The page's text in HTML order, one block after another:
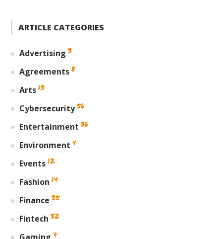
ARTICLE CATEGORIES
Advertising 3
Agreements 8
Arts 13
Cybersecurity 56
Entertainment 36
Environment 4
Events 12
Fashion 14
Finance 35
Fintech 32
4